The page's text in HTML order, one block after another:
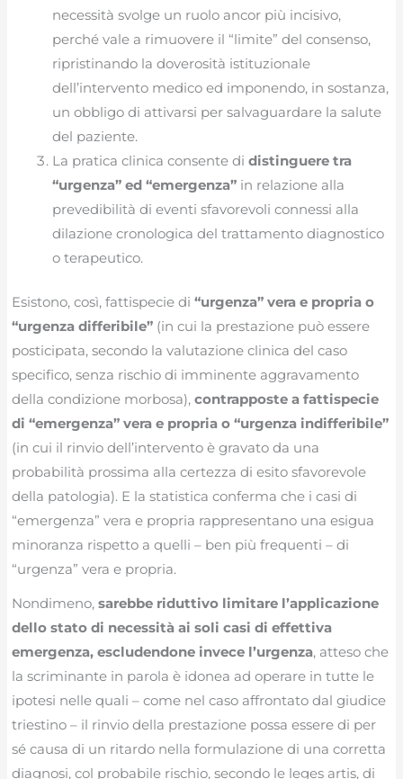
necessità svolge un ruolo ancor più incisivo,
perché vale a rimuovere il “limite” del consenso,
ripristinando la doverosità istituzionale
dell’intervento medico ed imponendo, in sostanza,
un obbligo di attivarsi per salvaguardare la salute
del paziente.
La pratica clinica consente didistinguere tra
“urgenza” ed “emergenza” in relazione alla
prevedibilità di eventi sfavorevoli connessi alla
dilazione cronologica del trattamento diagnostico
o terapeutico.
Esistono, così, fattispecie di“urgenza” vera e propria o
“urgenza differibile” (in cui la prestazione può essere
posticipata, secondo la valutazione clinica del caso
specifico, senza rischio di imminente aggravamento
della condizione morbosa),contrapposte a fattispecie
di “emergenza” vera e propria o “urgenza indifferibile”
(in cui il rinvio dell’intervento è gravato da una
probabilità prossima alla certezza di esito sfavorevole
della patologia). E la statistica conferma che i casi di
“emergenza” vera e propria rappresentano una esigua
minoranza rispetto a quelli – ben più frequenti – di
“urgenza” vera e propria.
Nondimeno,sarebbe riduttivo limitare l’applicazione
dello stato di necessità ai soli casi di effettiva
emergenza, escludendone invece l’urgenza, atteso che
la scriminante in parola è idonea ad operare in tutte le
ipotesi nelle quali – come nel caso affrontato dal giudice
triestino – il rinvio della prestazione possa essere di per
sé causa di un ritardo nella formulazione di una corretta
diagnosi, col probabile rischio, secondo le leges artis, di